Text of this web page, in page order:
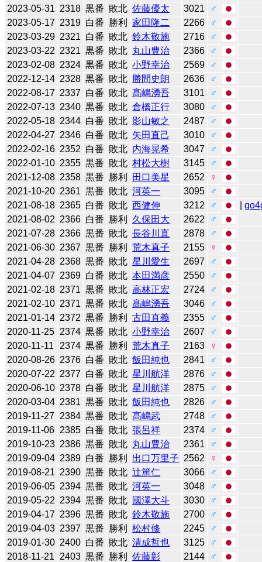
2023-05-31 2318 黒番 敗北 佐藤優太 3021
♂
2023-05-17 2319 白番 勝利 家田隆二 2266
♂
2023-03-29 2321 白番 敗北 鈴木敬施 2716
♂
2023-03-22 2321 黒番 敗北 丸山豊治 2366
♂
2023-02-08 2324 黒番 敗北 小野幸治 2569
♂
2022-12-14 2328 黒番 敗北 勝間史朗 2636
♂
2022-08-17 2337 白番 敗北 髙嶋湧吾 3101
♂
2022-07-13 2340 黒番 敗北 倉橋正行 3080
♂
2022-05-18 2344 白番 敗北 影山敏之 2487
♂
2022-04-27 2346 白番 敗北 矢田直己 3010
♂
2022-02-16 2352 白番 敗北 内海晃希 3047
♂
2022-01-10 2355 黒番 敗北 村松大樹 3145
♂
2021-12-08 2358 黒番 勝利 田口美星 2652
♀
2021-10-20 2361 黒番 敗北 河英一 3095
♂
2021-08-18 2365 白番 敗北 西健伸 3212 ♂ |
2021-08-02 2366 白番 勝利 久保田大 2622
♂
2021-07-28 2366 黒番 敗北 長谷川直 2878
♂
2021-06-30 2367 黒番 勝利 荒木真子 2155
♀
2021-04-28 2368 黒番 敗北 星川愛生 2697
♂
2021-04-07 2369 白番 敗北 本田満彦 2550
♂
2021-02-18 2371 黒番 敗北 高林正宏 2724
♂
2021-02-10 2371 黒番 敗北 髙嶋湧吾 3046
♂
2021-01-14 2372 黒番 勝利 古田直義 2355
♂
2020-11-25 2374 黒番 敗北 小野幸治 2607
♂
2020-11-11
2374 黒番 勝利 荒木真子 2163
♀
2020-08-26 2376 白番 敗北 飯田純也 2841
♂
2020-07-22 2377 白番 敗北 星川航洋 2876
♂
2020-06-10 2378 白番 敗北 星川航洋 2875
♂
2020-03-04 2381 黒番 敗北 飯田純也 2826
♂
2019-11-27
2384 黒番 敗北 髙嶋武 2748
♂
2019-11-06 2385 白番 敗北 張呂祥 2374
♂
2019-10-23 2386 黒番 敗北 丸山豊治 2361
♂
2019-09-04 2389 白番 勝利 出口万里子 2562
♀
2019-08-21 2390 黒番 敗北 辻󠄀篤仁 3066
♂
2019-06-05 2394 黒番 敗北 河英一 3048
♂
2019-05-22 2394 黒番 敗北 國澤大斗 3030
♂
2019-04-17 2396 黒番 敗北 鈴木敬施 2700
♂
2019-04-03 2397 黒番 勝利 松村修 2245
♂
2019-01-30 2400 白番 敗北 清成哲也 3125
♂
2018-11-21
2403 黒番 勝利 佐藤彰 2144
♂